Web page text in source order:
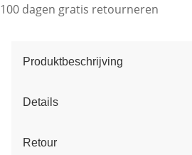
100 dagen gratis retourneren
Produktbeschrijving
Details
Retour